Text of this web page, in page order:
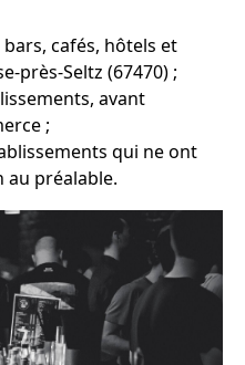
cafés, hôtels et
près-Seltz (67470) ;
avant
;
qui ne ont
au préalable.